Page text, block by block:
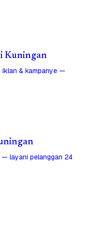
Kuningan
iklan & kampanye —
layani pelanggan 24